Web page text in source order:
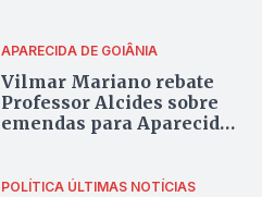
APARECIDA DE GOIÂNIA
Vilmar Mariano rebate
Professor Alcides sobre
emendas para Aparecida:
POLÍTICA ÚLTIMAS NOTÍCIAS